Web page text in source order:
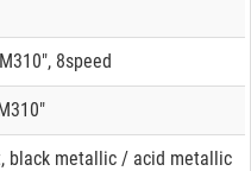
8speed
black metallic / acid metallic